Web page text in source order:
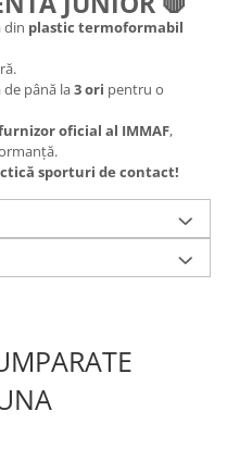
din plastic termoformabil
de până la3 ori pentru o
oficial al IMMAF,
sporturi de contact!